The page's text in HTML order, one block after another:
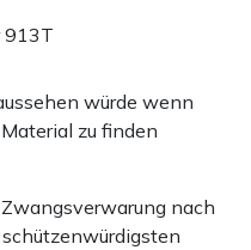
913T
würde wenn
zu finden
nach